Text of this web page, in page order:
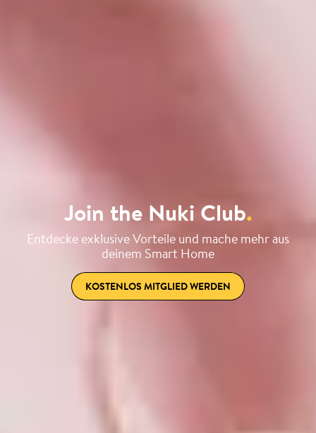
Join the Nuki Club.
Entdecke exklusive Vorteile und mache mehr aus
deinem Smart Home
KOSTENLOS MITGLIED WERDEN